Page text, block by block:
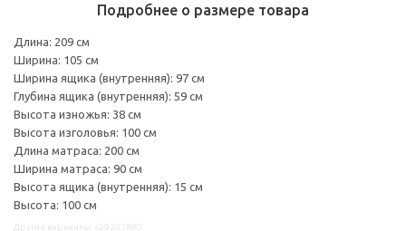
Подробнее о размере товара
Длина: 209 см
Ширина: 105 см
Ширина ящика (внутренняя): 97 см
Глубина ящика (внутренняя): 59 см
Высота изножья: 38 см
Высота изголовья: 100 см
Длина матраса: 200 см
Ширина матраса: 90 см
Высота ящика (внутренняя): 15 см
Высота: 100 см